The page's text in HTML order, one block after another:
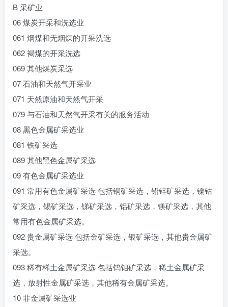
B 采矿业
06 煤炭开采和洗选业
061 烟煤和无烟煤的开采洗选
062 褐煤的开采洗选
069 其他煤炭采选
07 石油和天然气开采业
071 天然原油和天然气开采
079 与石油和天然气开采有关的服务活动
08 黑色金属矿采选业
081 铁矿采选
089 其他黑色金属矿采选
09 有色金属矿采选业
091 常用有色金属矿采选 包括铜矿采选，铅锌矿采选，镍钴
矿采选，锡矿采选，锑矿采选，铝矿采选，镁矿采选，其他
常用有色金属矿采选。
092 贵金属矿采选 包括金矿采选，银矿采选，其他贵金属矿
采选。
093 稀有稀土金属矿采选 包括钨钼矿采选，稀土金属矿采
选，放射性金属矿采选，其他稀有金属矿采选。
10 非金属矿采选业